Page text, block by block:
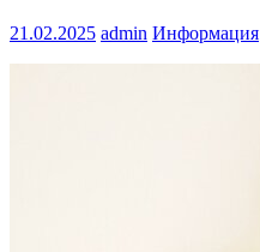
21.02.2025 admin Информация